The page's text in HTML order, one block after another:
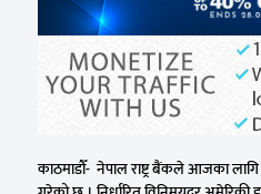
काठमाडौँ- नेपाल राष्ट्र बैंकले आजका लागि